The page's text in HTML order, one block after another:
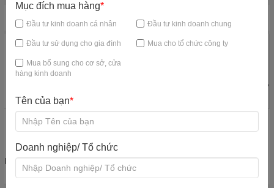
Danh mục nổi bật
vui chơi
Đào tạo nhân sự
Nội quy quy định Mổ rộng khu vui
chơi
Mục đích mua hàng*
Đầu tư kinh doanh cá nhân Đầu tư kinh doanh chung
Đầu tư sử dụng cho gia đình Mua cho tổ chức công ty
Mua bổ sung cho cơ sở, cửa
hàng kinh doanh
Tên của bạn*
Doanh nghiệp/ Tổ chức